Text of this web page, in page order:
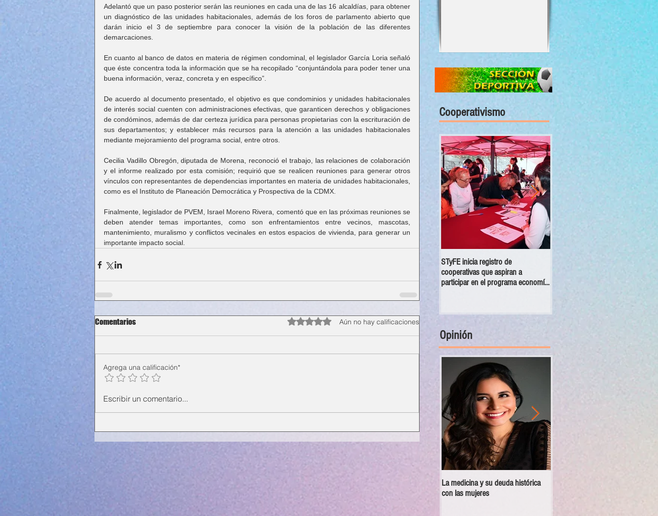
Adelantó que un paso posterior serán las reuniones en cada una de las 16 alcaldías, para obtener
un diagnóstico de las unidades habitacionales, además de los foros de parlamento abierto que
darán inicio el 3 de septiembre para conocer la visión de la población de las diferentes
demarcaciones.
En cuanto al banco de datos en materia de régimen condominal, el legislador García Loria señaló
que éste concentra toda la información que se ha recopilado “conjuntándola para poder tener una
buena información, veraz, concreta y en específico”.
De acuerdo al documento presentado, el objetivo es que condominios y unidades habitacionales
de interés social cuenten con administraciones efectivas, que garanticen derechos y obligaciones
de condóminos, además de dar certeza jurídica para personas propietarias con la escrituración de
sus departamentos; y establecer más recursos para la atención a las unidades habitacionales
mediante mejoramiento del programa social, entre otros.
Cecilia Vadillo Obregón, diputada de Morena, reconoció el trabajo, las relaciones de colaboración
y el informe realizado por esta comisión; requirió que se realicen reuniones para generar otros
vínculos con representantes de dependencias importantes en materia de unidades habitacionales,
como es el Instituto de Planeación Democrática y Prospectiva de la CDMX.
Finalmente, legislador de PVEM, Israel Moreno Rivera, comentó que en las próximas reuniones se
deben atender temas importantes, como son enfrentamientos entre vecinos, mascotas,
mantenimiento, muralismo y conflictos vecinales en estos espacios de vivienda, para generar un
importante impacto social.
Comentarios Obtuvo 0 de 5 estrellas.Aún no hay calificaciones
Agrega una calificación*
Escribir un comentario...
Cooperativismo
STyFE inicia registro de
cooperativas que aspiran a
participar en el programa economía
Opinión
La medicina y su deuda histórica
con las mujeres